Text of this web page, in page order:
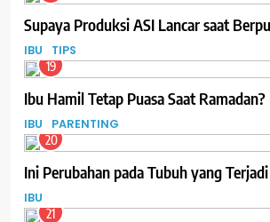
Supaya Produksi ASI Lancar saat
IBU TIPS
19
Ibu Hamil Tetap Puasa Saat
IBU PARENTING
20
Ini Perubahan pada Tubuh yang
IBU
21